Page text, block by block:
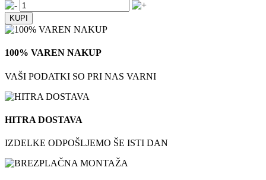
100% VAREN NAKUP
VAŠI PODATKI SO PRI NAS VARNI
HITRA DOSTAVA
IZDELKE ODPOŠLJEMO ŠE ISTI DAN